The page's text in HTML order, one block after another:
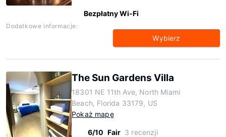
Bezpłatny Wi-Fi
Dodatkowe informacje:
Wybierz
The Sun Gardens Villa
18301 NE 11th Ave, North Miami
Beach, Florida 33179, US
Pokaż mapę
6/10 Fair 3 recenzji